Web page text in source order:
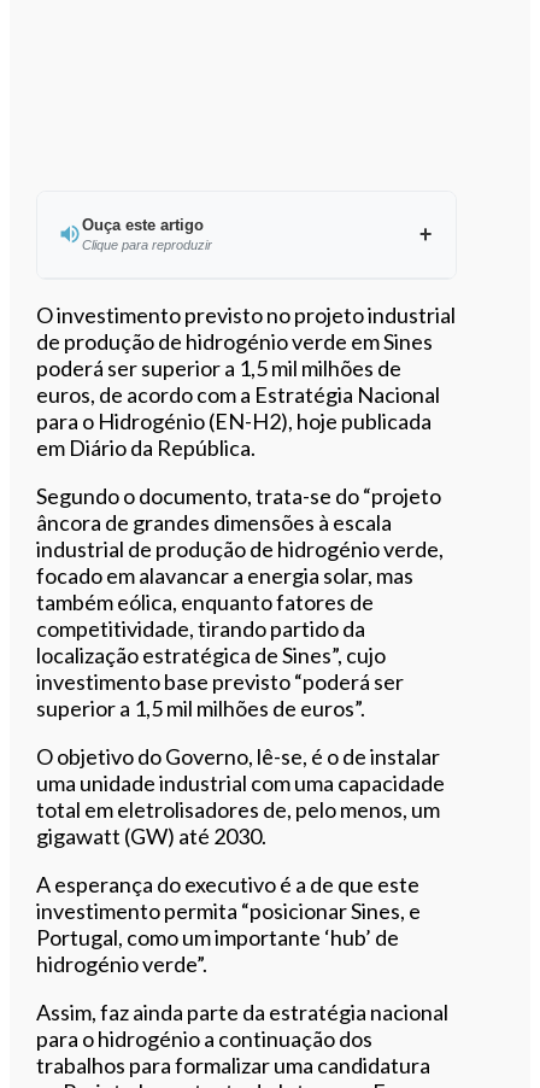
Ouça este artigo
Clique para reproduzir
Ouvir este artigo
O investimento previsto no projeto industrial
de produção de hidrogénio verde em Sines
poderá ser superior a 1,5 mil milhões de
euros, de acordo com a Estratégia Nacional
para o Hidrogénio (EN-H2), hoje publicada
em Diário da República.
Segundo o documento, trata-se do “projeto
âncora de grandes dimensões à escala
industrial de produção de hidrogénio verde,
focado em alavancar a energia solar, mas
também eólica, enquanto fatores de
competitividade, tirando partido da
localização estratégica de Sines”, cujo
investimento base previsto “poderá ser
superior a 1,5 mil milhões de euros”.
O objetivo do Governo, lê-se, é o de instalar
uma unidade industrial com uma capacidade
total em eletrolisadores de, pelo menos, um
gigawatt (GW) até 2030.
A esperança do executivo é a de que este
investimento permita “posicionar Sines, e
Portugal, como um importante ‘hub’ de
hidrogénio verde”.
Assim, faz ainda parte da estratégia nacional
para o hidrogénio a continuação dos
trabalhos para formalizar uma candidatura